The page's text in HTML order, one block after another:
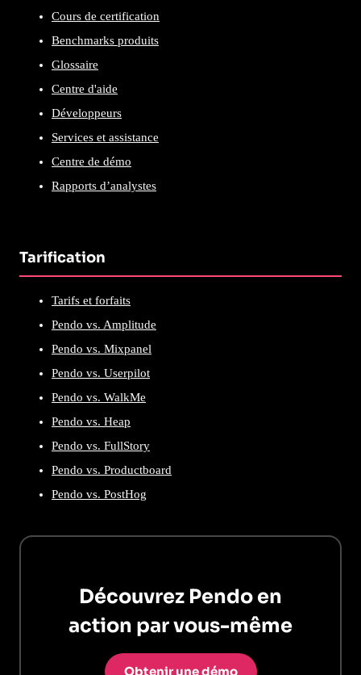
Cours de certification
Benchmarks produits
Glossaire
Centre d'aide
Développeurs
Services et assistance
Centre de démo
Rapports d’analystes
Tarification
Tarifs et forfaits
Pendo vs. Amplitude
Pendo vs. Mixpanel
Pendo vs. Userpilot
Pendo vs. WalkMe
Pendo vs. Heap
Pendo vs. FullStory
Pendo vs. Productboard
Pendo vs. PostHog
Découvrez Pendo en
action par vous-même
Obtenir une démo